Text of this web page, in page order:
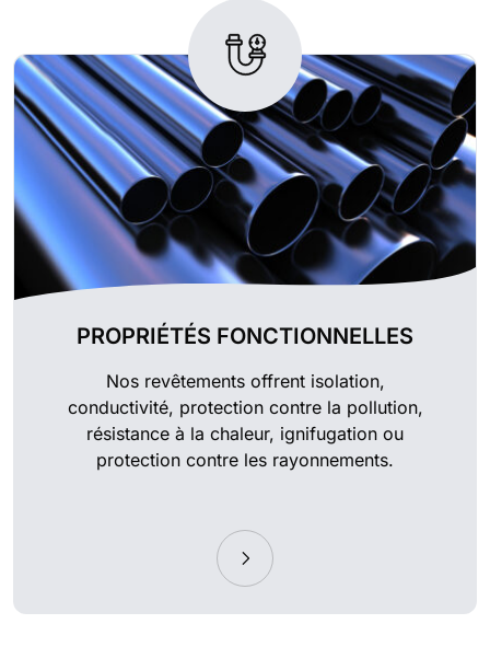
PROPRIÉTÉS FONCTIONNELLES
Nos revêtements offrent isolation,
conductivité, protection contre la pollution,
résistance à la chaleur, ignifugation ou
protection contre les rayonnements.